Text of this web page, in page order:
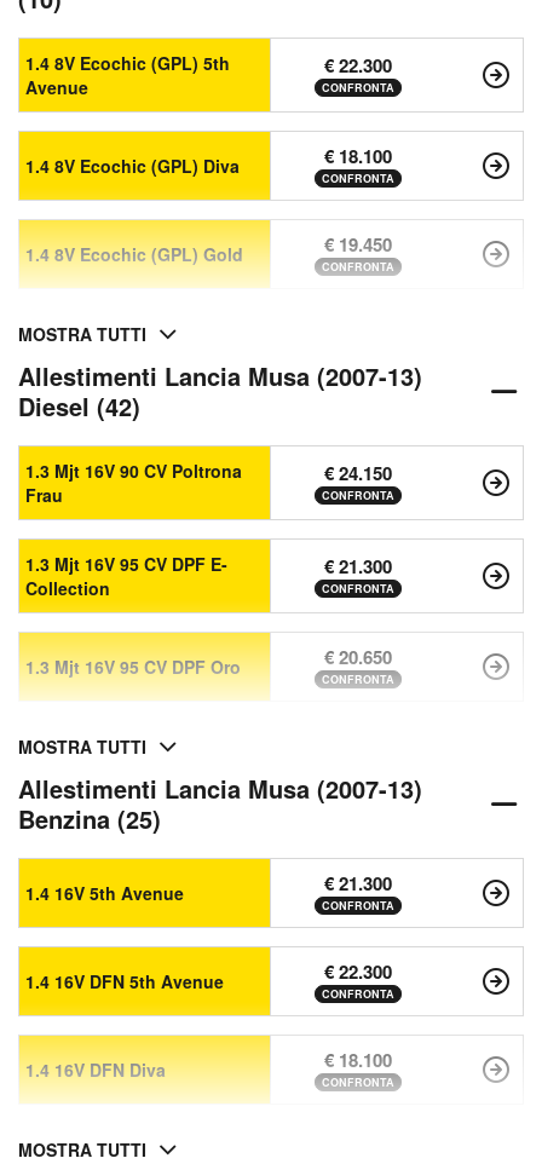
1.4 8V Ecochic (GPL) 5th
Avenue
€ 22.300
CONFRONTA
1.4 8V Ecochic (GPL) Diva € 18.100
CONFRONTA
1.4 8V Ecochic (GPL) Gold € 19.450
CONFRONTA
MOSTRA TUTTI
Allestimenti Lancia Musa (2007-13)
Diesel (42)
1.3 Mjt 16V 90 CV Poltrona
Frau
€ 24.150
CONFRONTA
1.3 Mjt 16V 95 CV DPF E-
Collection
€ 21.300
CONFRONTA
1.3 Mjt 16V 95 CV DPF Oro € 20.650
CONFRONTA
MOSTRA TUTTI
Allestimenti Lancia Musa (2007-13)
Benzina (25)
1.4 16V 5th Avenue € 21.300
CONFRONTA
1.4 16V DFN 5th Avenue € 22.300
CONFRONTA
1.4 16V DFN Diva € 18.100
CONFRONTA
MOSTRA TUTTI